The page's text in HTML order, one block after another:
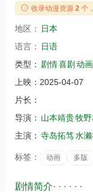
收录动漫资源 2 个
地区：
日本
语言：
日语
类型： 剧情喜剧 动画
上映： 2025-04-07
片长：
导演： 山本靖贵牧
主演： 寺岛拓笃水
标签： 动画 多版
剧情简介· · · · · ·